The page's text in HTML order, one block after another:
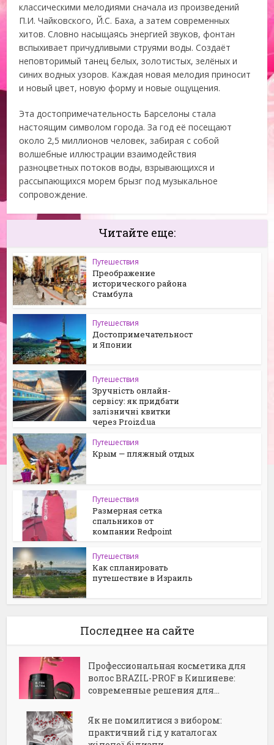
классическими мелодиями сначала из произведений
П.И. Чайковского, Й.С. Баха, а затем современных
хитов. Словно насыщаясь энергией звуков, фонтан
вспыхивает причудливыми струями воды. Создаёт
неповторимый танец белых, золотистых, зелёных и
синих водных узоров. Каждая новая мелодия приносит
и новый цвет, новую форму и новые ощущения.
Эта достопримечательность Барселоны стала
настоящим символом города. За год её посещают
около 2,5 миллионов человек, забирая с собой
волшебные иллюстрации взаимодействия
разноцветных потоков воды, взрывающихся и
рассыпающихся морем брызг под музыкальное
сопровождение.
Читайте еще:
Путешествия
Преображение
исторического района
Стамбула
Путешествия
Достопримечательност
и Японии
Путешествия
Зручність онлайн-
сервісу: як придбати
залізничні квитки
через Proizd.ua
Путешествия
Крым — пляжный отдых
Путешествия
Размерная сетка
спальников от
компании Redpoint
Путешествия
Как спланировать
путешествие в Израиль
Последнее на сайте
Профессиональная косметика для
волос BRAZIL-PROF в Кишиневе:
современные решения для...
Як не помилитися з вибором:
практичний гід у каталогах